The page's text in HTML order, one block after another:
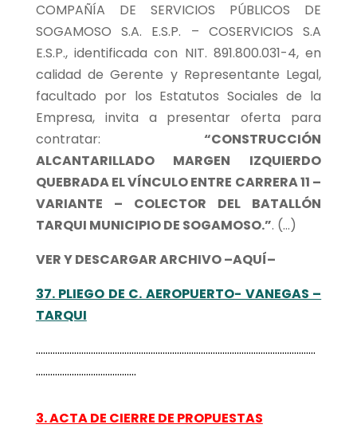
COMPAÑÍA DE SERVICIOS PÚBLICOS DE
SOGAMOSO S.A. E.S.P. – COSERVICIOS S.A
E.S.P., identificada con NIT. 891.800.031-4, en
calidad de Gerente y Representante Legal,
facultado por los Estatutos Sociales de la
Empresa, invita a presentar oferta para
contratar:“CONSTRUCCIÓN
ALCANTARILLADO MARGEN IZQUIERDO
QUEBRADA EL VÍNCULO ENTRE CARRERA 11 –
VARIANTE – COLECTOR DEL BATALLÓN
TARQUI MUNICIPIO DE SOGAMOSO.”. (…)
VER Y DESCARGAR ARCHIVO –AQUÍ–
37. PLIEGO DE C. AEROPUERTO- VANEGAS –
TARQUI
………………………………………………………………………………………………………
……………………………………
3. ACTA DE CIERRE DE PROPUESTAS